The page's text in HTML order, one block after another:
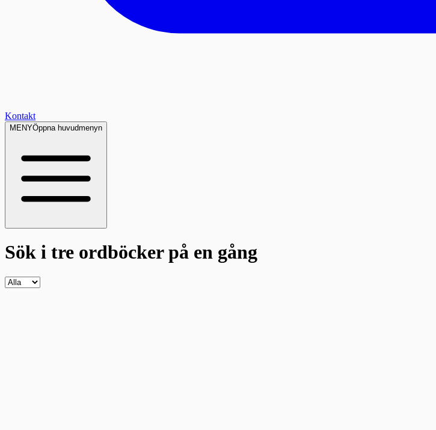
Kontakt
MENYÖppna huvudmenyn
Sök i tre ordböckerpå en gång